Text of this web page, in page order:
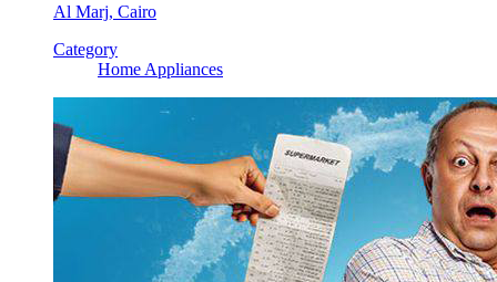
Al Marj, Cairo
Category
Home Appliances